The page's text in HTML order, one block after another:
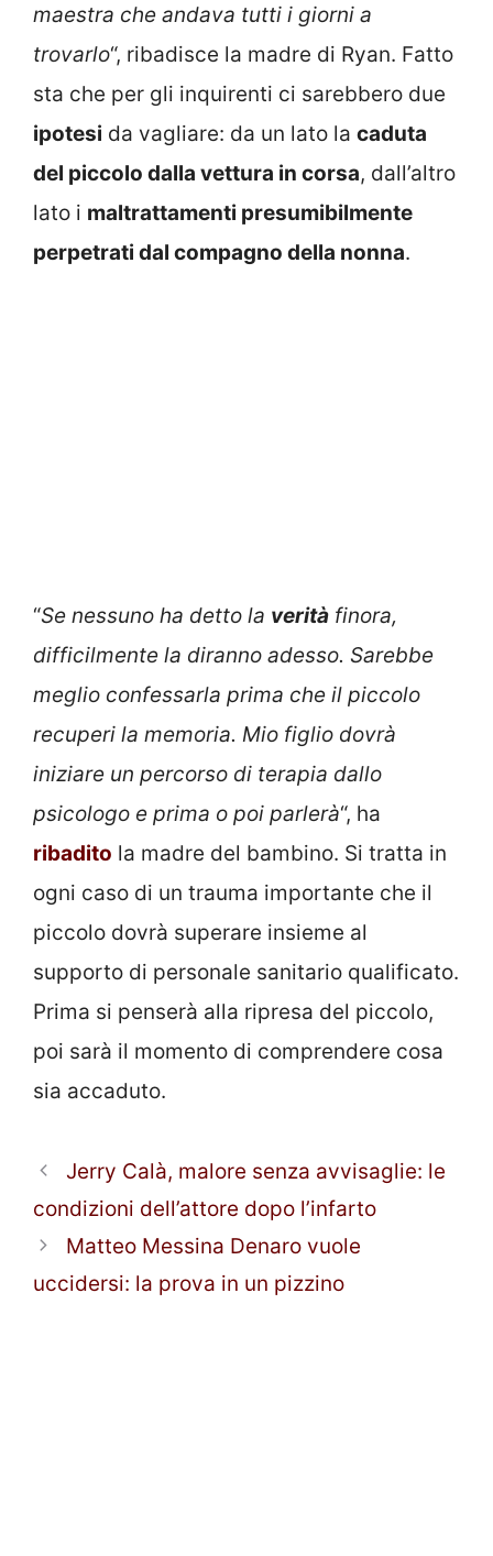
maestra che andava tutti i giorni a
trovarlo“, ribadisce la madre di Ryan. Fatto
sta che per gli inquirenti ci sarebbero due
ipotesi da vagliare: da un lato la caduta
del piccolo dalla vettura in corsa, dall’altro
lato i maltrattamenti presumibilmente
perpetrati dal compagno della nonna.
“Se nessuno ha detto la verità finora,
difficilmente la diranno adesso. Sarebbe
meglio confessarla prima che il piccolo
recuperi la memoria. Mio figlio dovrà
iniziare un percorso di terapia dallo
psicologo e prima o poi parlerà“, ha
ribadito la madre del bambino. Si tratta in
ogni caso di un trauma importante che il
piccolo dovrà superare insieme al
supporto di personale sanitario qualificato.
Prima si penserà alla ripresa del piccolo,
poi sarà il momento di comprendere cosa
sia accaduto.
Jerry Calà, malore senza avvisaglie: le
condizioni dell’attore dopo l’infarto
Matteo Messina Denaro vuole
uccidersi: la prova in un pizzino